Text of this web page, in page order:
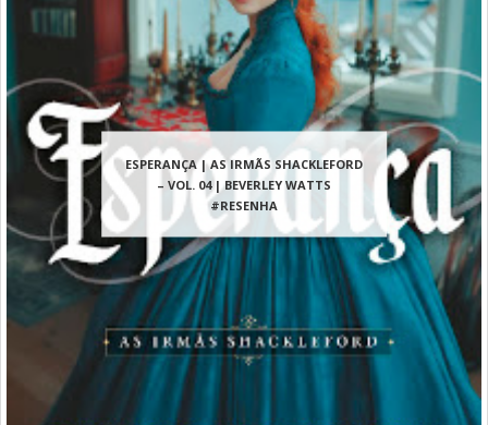
ESPERANÇA | AS IRMÃS SHACKLEFORD
– VOL. 04 | BEVERLEY WATTS
#RESENHA